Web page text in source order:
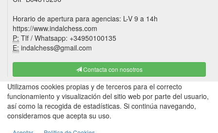
Horario de apertura para agencias: L-V 9 a 14h
https://www.indalchess.com
P: Tlf / Whatsapp: +34950100135
E: indalchess@gmail.com
Contacta con nosotros
Utilizamos cookies propias y de terceros para el correcto
funcionamiento y visualización del sitio web por parte del usuario,
así como la recogida de estadísticas. Si continúa navegando,
consideramos que acepta su uso.